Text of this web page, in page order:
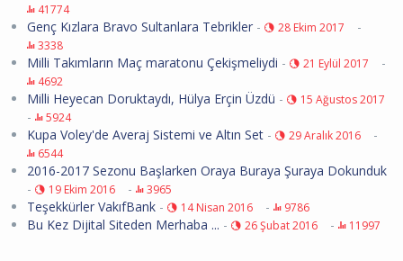
41774
Genç Kızlara Bravo Sultanlara Tebrikler - 28 Ekim 2017 -
3338
Milli Takımların Maç maratonu Çekişmeliydi - 21 Eylül 2017 -
4692
Milli Heyecan Doruktaydı, Hülya Erçin Üzdü - 15 Ağustos 2017
- 5924
Kupa Voley'de Averaj Sistemi ve Altın Set - 29 Aralık 2016 -
6544
2016-2017 Sezonu Başlarken Oraya Buraya Şuraya Dokunduk
-
19 Ekim 2016 - 3965
Teşekkürler VakıfBank - 14 Nisan 2016 - 9786
Bu Kez Dijital Siteden Merhaba ... - 26 Şubat 2016 - 11997